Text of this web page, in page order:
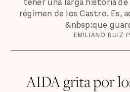
tener una larga historia
régimen de los Castro. Es,
&nbsp;que
EMILIANO RUIZ
AIDA grita por